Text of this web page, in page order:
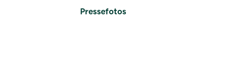
Pressefotos